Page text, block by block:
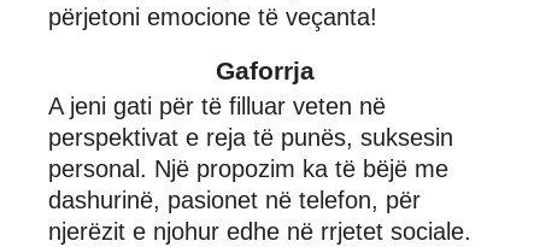
përjetoni emocione të veçanta!
Gaforrja
A jeni gati për të filluar veten në
perspektivat e reja të punës, suksesin
personal. Një propozim ka të bëjë me
dashurinë, pasionet në telefon, për
njerëzit e njohur edhe në rrjetet sociale.